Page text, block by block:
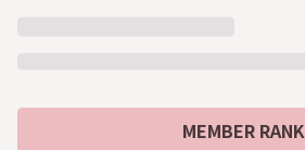
MEMBER RANK